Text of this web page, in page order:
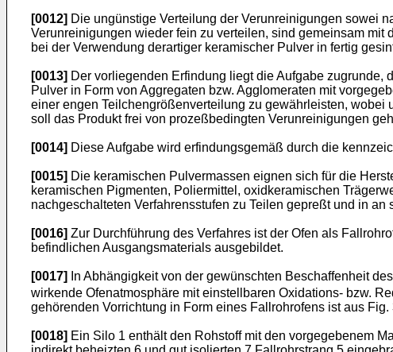
[0012] Die ungünstige Verteilung der Verunreinigungen sowei
Verunreinigungen wieder fein zu verteilen, sind gemeinsam
bei der Verwendung derartiger keramischer Pulver in fertig
[0013] Der vorliegenden Erfindung liegt die Aufgabe
Pulver in Form von Aggregaten bzw. Agglomeraten mit
einer engen Teilchengrößenverteilung zu gewährleisten,
soll das Produkt frei von prozeßbedingten Verunreinigungen
[0014] Diese Aufgabe wird erfindungsgemäß durch die
[0015] Die keramischen Pulvermassen eignen sich für die
keramischen Pigmenten, Poliermittel, oxidkeramischen
nachgeschalteten Verfahrensstufen zu Teilen gepreßt und in an
[0016] Zur Durchführung des Verfahres ist der Ofen als
befindlichen Ausgangsmaterials ausgebildet.
[0017] In Abhängigkeit von der gewünschten Beschaffenheit
wirkende Ofenatmosphäre mit einstellbaren Oxidations- bzw.
gehörenden Vorrichtung in Form eines Fallrohrofens ist aus
[0018] Ein Silo 1 enthält den Rohstoff mit den vorgegebenem